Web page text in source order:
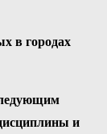
в городах
и